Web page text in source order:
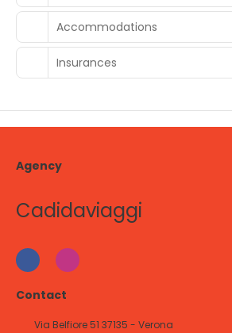
Accommodations
Insurances
Agency
Cadidaviaggi
Contact
Via Belfiore 51 37135 - Verona